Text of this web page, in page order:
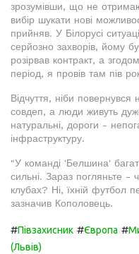
зрозумівши, що не
вибір шукати нові
прийняв. У Білорусі
серйозно захворів, йому
розірвав контракт, а
період, я провів там пів
Відчуття, ніби
совдеп, а люди живуть
натуральні, дороги -
інфраструктуру.
"У команді 'Белшина'
сильні. Зараз погляньте -
клубах? Ні, їхній футбол
зазначив Кополовець.
#Півзахисник #Європа #
(Львів)